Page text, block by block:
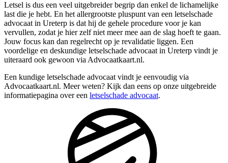
Letsel is dus een veel uitgebreider begrip dan enkel de lichamelijke
last die je hebt. En het allergrootste pluspunt van een letselschade
advocaat in Ureterp is dat hij de gehele procedure voor je kan
vervullen, zodat je hier zelf niet meer mee aan de slag hoeft te gaan.
Jouw focus kan dan regelrecht op je revalidatie liggen. Een
voordelige en deskundige letselschade advocaat in Ureterp vindt je
uiteraard ook gewoon via Advocaatkaart.nl.
Een kundige letselschade advocaat vindt je eenvoudig via
Advocaatkaart.nl. Meer weten? Kijk dan eens op onze uitgebreide
informatiepagina over een letselschade advocaat.